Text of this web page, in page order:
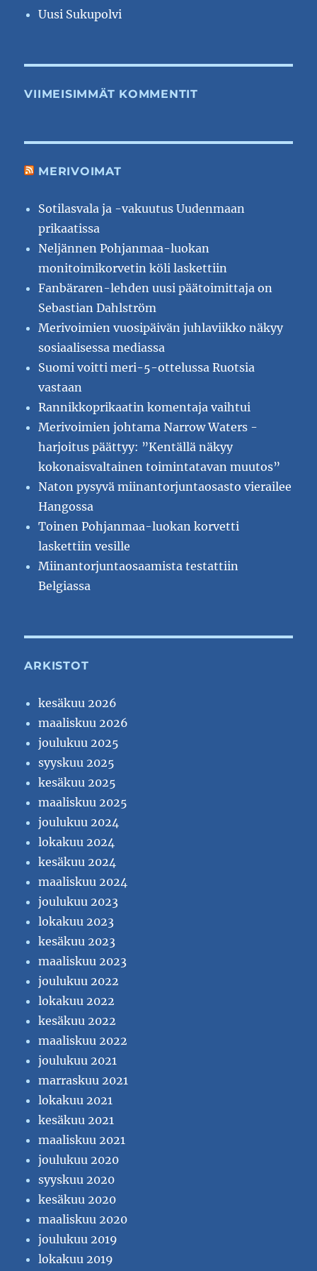
Uusi Sukupolvi
VIIMEISIMMÄT KOMMENTIT
MERIVOIMAT
Sotilasvala ja -vakuutus Uudenmaan
prikaatissa
Neljännen Pohjanmaa-luokan
monitoimikorvetin köli laskettiin
Fanbäraren-lehden uusi päätoimittaja on
Sebastian Dahlström
Merivoimien vuosipäivän juhlaviikko näkyy
sosiaalisessa mediassa
Suomi voitti meri-5-ottelussa Ruotsia
vastaan
Rannikkoprikaatin komentaja vaihtui
Merivoimien johtama Narrow Waters -
harjoitus päättyy: ”Kentällä näkyy
kokonaisvaltainen toimintatavan muutos”
Naton pysyvä miinantorjuntaosasto vierailee
Hangossa
Toinen Pohjanmaa-luokan korvetti
laskettiin vesille
Miinantorjuntaosaamista testattiin
Belgiassa
ARKISTOT
kesäkuu 2026
maaliskuu 2026
joulukuu 2025
syyskuu 2025
kesäkuu 2025
maaliskuu 2025
joulukuu 2024
lokakuu 2024
kesäkuu 2024
maaliskuu 2024
joulukuu 2023
lokakuu 2023
kesäkuu 2023
maaliskuu 2023
joulukuu 2022
lokakuu 2022
kesäkuu 2022
maaliskuu 2022
joulukuu 2021
marraskuu 2021
lokakuu 2021
kesäkuu 2021
maaliskuu 2021
joulukuu 2020
syyskuu 2020
kesäkuu 2020
maaliskuu 2020
joulukuu 2019
lokakuu 2019